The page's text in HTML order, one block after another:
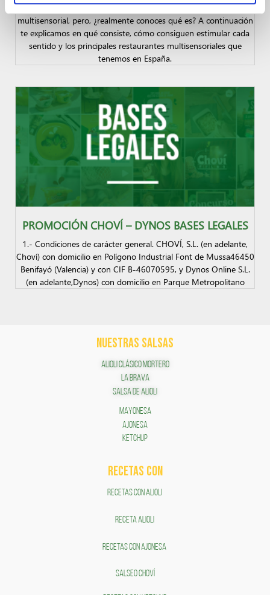
Seguro que has escuchado el concepto de restaurante
multisensorial, pero, ¿realmente conoces qué es? A continuación
te explicamos en qué consiste, cómo consiguen estimular cada
sentido y los principales restaurantes multisensoriales que
tenemos en España.
PROMOCIÓN CHOVÍ – DYNOS BASES LEGALES
1.- Condiciones de carácter general. CHOVÍ, S.L. (en adelante,
Choví) con domicilio en Polígono Industrial Font de Mussa46450
Benifayó (Valencia) y con CIF B-46070595, y Dynos Online S.L.
(en adelante,Dynos) con domicilio en Parque Metropolitano
NUESTRAS SALSAS
ALIOLI CLÁSICO MORTERO
LA BRAVA
SALSA DE ALIOLI
MAYONESA
AJONESA
KETCHUP
RECETAS COn
RECETAS CON ALIOLI
RECETA ALIOLI
RECETAS CON AJONESA
SALSEO CHOVÍ